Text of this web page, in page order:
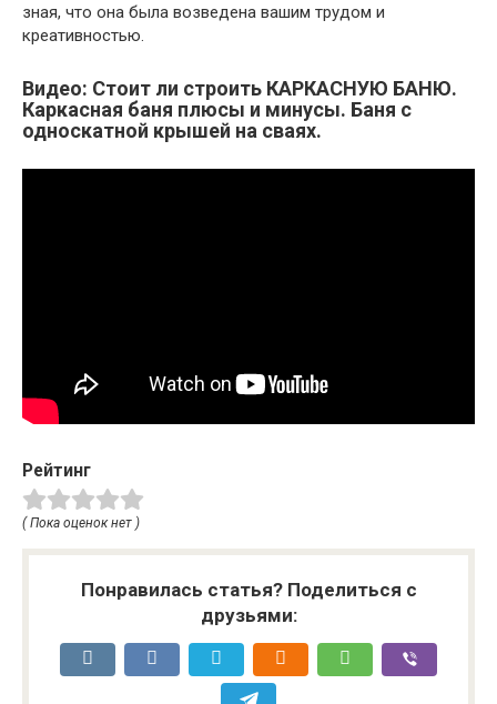
зная, что она была возведена вашим трудом и
креативностью.
Видео: Стоит ли строить КАРКАСНУЮ БАНЮ.
Каркасная баня плюсы и минусы. Баня с
односкатной крышей на сваях.
Рейтинг
( Пока оценок нет )
Понравилась статья? Поделиться с
друзьями: